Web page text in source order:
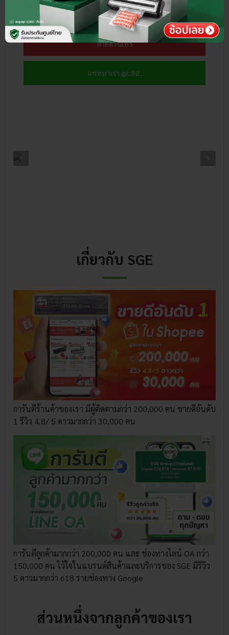
ของ SGE ได้ฟรี! ที่ Showroom ทุกสาขาใกล้คุณ
ทั้งหมด›
สายด่วนโทร
แชทหาเรา @LINE
เกี่ยวกับ SGE
การันตีร้านค้าของเรา มีผู้ติดตามกว่า 200,000 คน ขายดีอันดับ
1 รีวิว 4.8/ 5 ดาวมากกว่า 30,000 คน
การันตีลูกค้ามากกว่า 200,000 คน และ ช่องทางไลน์ OA กว่า
150,000 คน ไว้ใจในแบรนด์สินค้าและบริการของ SGE มีรีวิว
5 ดาวมากกว่า 618 รายช่องทาง Google
ส่วนหนึ่งจากลูกค้าของเรา